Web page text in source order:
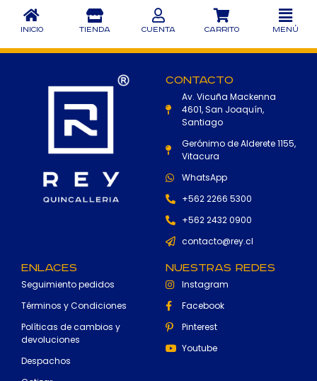
Inicio Tienda Cuenta Carrito Menú
Contacto
Av. Vicuña Mackenna
4601, San Joaquín,
Santiago
Gerónimo de Alderete 1155,
Vitacura
WhatsApp
+562 2266 5300
+562 2432 0900
contacto@rey.cl
Enlaces
Seguimiento pedidos
Términos y Condiciones
Políticas de cambios y
devoluciones
Despachos
Nuestras Redes
Instagram
Facebook
Pinterest
Youtube